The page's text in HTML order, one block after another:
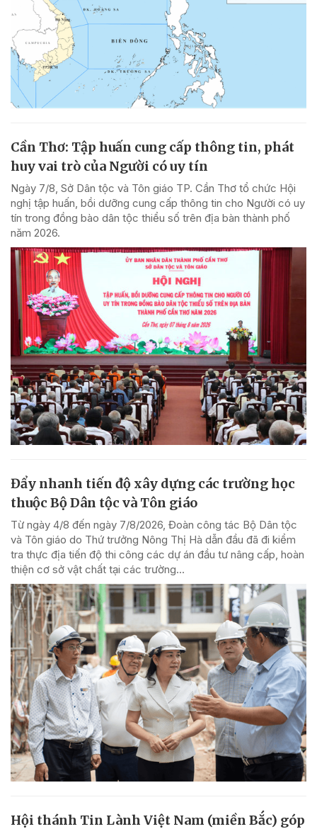
Cần Thơ: Tập huấn cung cấp thông tin, phát
huy vai trò của Người có uy tín
Ngày 7/8, Sở Dân tộc và Tôn giáo TP. Cần Thơ tổ chức Hội
nghị tập huấn, bồi dưỡng cung cấp thông tin cho Người có uy
tín trong đồng bào dân tộc thiểu số trên địa bàn thành phố
năm 2026.
Đẩy nhanh tiến độ xây dựng các trường học
thuộc Bộ Dân tộc và Tôn giáo
Từ ngày 4/8 đến ngày 7/8/2026, Đoàn công tác Bộ Dân tộc
và Tôn giáo do Thứ trưởng Nông Thị Hà dẫn đầu đã đi kiểm
tra thực địa tiến độ thi công các dự án đầu tư nâng cấp, hoàn
thiện cơ sở vật chất tại các trường...
Hội thánh Tin Lành Việt Nam (miền Bắc) góp